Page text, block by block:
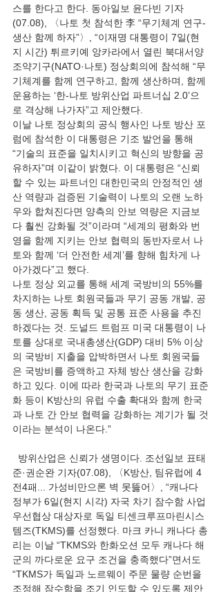
스를 한다고 한다. 동아일보 윤다빈 기자
(07.08), 〈나토 첫 참석한 李 “무기체계 연구-
생산 함께 하자”〉, “이재명 대통령이 7일(현
지 시간) 튀르키예 앙카라에서 열린 북대서양
조약기구(NATO·나토) 정상회의에 참석해 “무
기체계를 함께 연구하고, 함께 생산하며, 함께
운용하는 ‘한-나토 방위산업 파트너십 2.0’으
로 격상해 나가자”고 제안했다.
이날 나토 정상회의 공식 행사인 나토 방산 포
럼에 참석한 이 대통령은 기조 발언을 통해
“기술의 표준을 일치시키고 혁신의 방향을 공
유하자”며 이같이 밝혔다. 이 대통령은 “신뢰
할 수 있는 파트너인 대한민국의 안정적인 생
산 역량과 검증된 기술력이 나토의 오랜 노하
우와 합쳐진다면 양측의 안보 역량은 지금보
다 훨씬 강화될 것”이라며 “세계의 평화와 번
영을 함께 지키는 안보 협력의 동반자로서 나
토와 함께 ‘더 안전한 세계’를 향해 힘차게 나
아가겠다”고 했다.
나토 정상 외교를 통해 세계 국방비의 55%를
차지하는 나토 회원국들과 무기 공동 개발, 공
동 생산, 공동 획득 및 공통 표준 사용을 추진
하겠다는 것. 도널드 트럼프 미국 대통령이 나
토를 상대로 국내총생산(GDP) 대비 5% 이상
의 국방비 지출을 압박하면서 나토 회원국들
은 국방비를 증액하고 자체 방산 생산을 강화
하고 있다. 이에 따라 한국과 나토의 무기 표준
화 등이 K방산의 유럽 수출 확대와 함께 한국
과 나토 간 안보 협력을 강화하는 계기가 될 것
이라는 분석이 나온다.”
방위산업은 신뢰가 생명이다. 조선일보 표태
준·권순완 기자(07.08), 〈K방산, 팀유럽에 4
전4패... 가성비만으론 벽 못뚫어〉, “캐나다
정부가 6일(현지 시각) 자국 차기 잠수함 사업
우선협상 대상자로 독일 티센크루프마린시스
템즈(TKMS)를 선정했다. 마크 카니 캐나다 총
리는 이날 “TKMS와 한화오션 모두 캐나다 해
군의 까다로운 요구 조건을 충족했다”면서도
“TKMS가 독일과 노르웨이 주문 물량 순번을
조정해 잠수함을 조기 인도할 수 있도록 제안